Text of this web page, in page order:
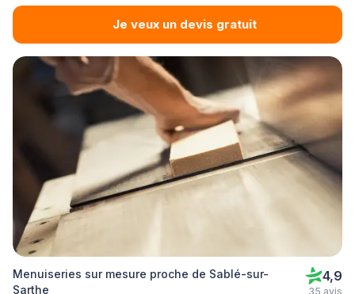
Je veux un devis gratuit
Menuiseries sur mesure proche de Sablé-sur-
Sarthe
4,9
35 avis